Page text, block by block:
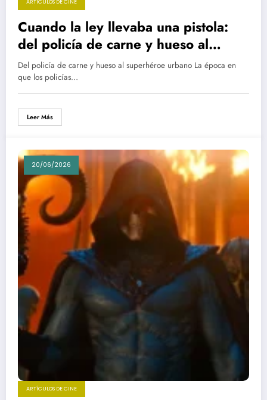
ARTÍCULOS DE CINE
Cuando la ley llevaba una pistola:
del policía de carne y hueso al
superhéroe urbano
Del policía de carne y hueso al superhéroe urbano La época en
que los policías…
Leer Más
20/06/2026
ARTÍCULOS DE CINE